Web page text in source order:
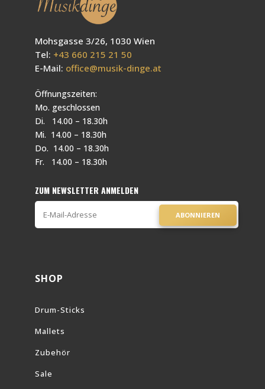
Mohsgasse 3/26, 1030 Wien
Tel: +43 660 215 21 50
E-Mail: office@musik-dinge.at
Öffnungszeiten:
Mo. geschlossen
Di. 14.00 – 18.30h
Mi. 14.00 – 18.30h
Do. 14.00 – 18.30h
Fr. 14.00 – 18.30h
ZUM NEWSLETTER ANMELDEN
ABONNIEREN
SHOP
Drum-Sticks
Mallets
Zubehör
Sale